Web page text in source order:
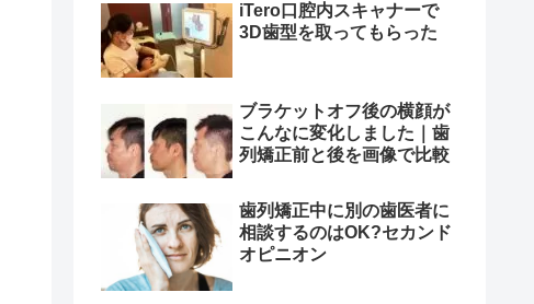
iTero口腔内スキャナーで
3D歯型を取ってもらった
ブラケットオフ後の横顔が
こんなに変化しました｜歯
列矯正前と後を画像で比較
歯列矯正中に別の歯医者に
相談するのはOK?セカンド
オピニオン